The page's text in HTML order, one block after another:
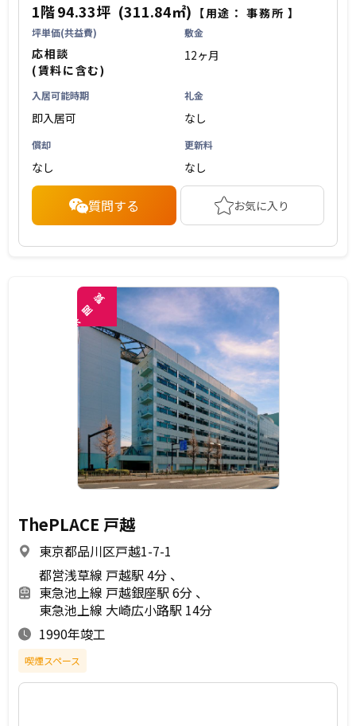
1階94.33坪 (311.84㎡) 【用途：事務所 】
坪単価(共益費)
応相談
(賃料に含む)
敷金
12ヶ月
入居可能時期
即入居可
礼金
なし
償却
なし
更新料
なし
質問する お気に入り
未
閲
覧
ThePLACE 戸越
東京都品川区戸越1-7-1
都営浅草線 戸越駅 4分
東急池上線 戸越銀座駅 6分
東急池上線 大崎広小路駅 14分
1990年竣工
喫煙スペース